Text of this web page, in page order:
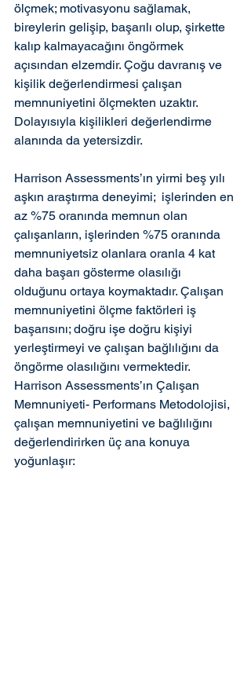
ölçmek; motivasyonu sağlamak,
bireylerin gelişip, başarılı olup, şirkette
kalıp kalmayacağını öngörmek
açısından elzemdir. Çoğu davranış ve
kişilik değerlendirmesi çalışan
memnuniyetini ölçmekten uzaktır.
Dolayısıyla kişilikleri değerlendirme
alanında da yetersizdir.
Harrison Assessments’ın yirmi beş yılı
aşkın araştırma deneyimi;  işlerinden en
az %75 oranında memnun olan
çalışanların, işlerinden %75 oranında
memnuniyetsiz olanlara oranla 4 kat
daha başarı gösterme olasılığı
olduğunu ortaya koymaktadır. Çalışan
memnuniyetini ölçme faktörleri iş
başarısını; doğru işe doğru kişiyi
yerleştirmeyi ve çalışan bağlılığını da
öngörme olasılığını vermektedir.
Harrison Assessments’ın Çalışan
Memnuniyeti- Performans Metodolojisi,
çalışan memnuniyetini ve bağlılığını
değerlendirirken üç ana konuya
yoğunlaşır: